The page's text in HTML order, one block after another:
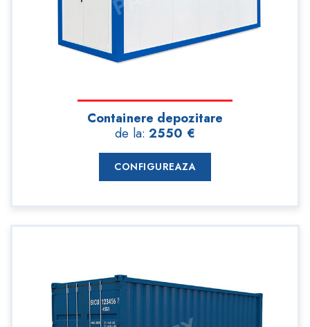
Containere depozitare
de la: 2550 €
CONFIGUREAZA